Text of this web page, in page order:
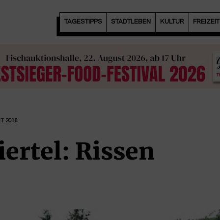
TAGESTIPPS STADTLEBEN KULTUR
2016
Rissen